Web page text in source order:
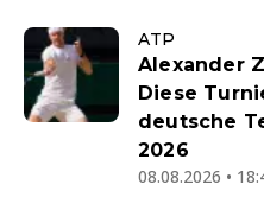
ATP
Alexander
Diese
deutsche
2026
08.08.2026 •